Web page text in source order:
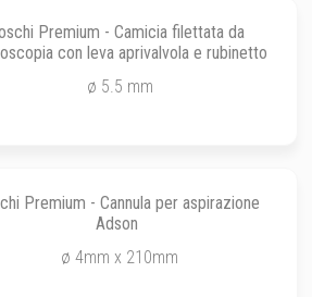
Premium - Camicia filettata da
con leva aprivalvola e rubinetto
ø 5.5 mm
Premium - Cannula per aspirazione
Adson
ø 4mm x 210mm